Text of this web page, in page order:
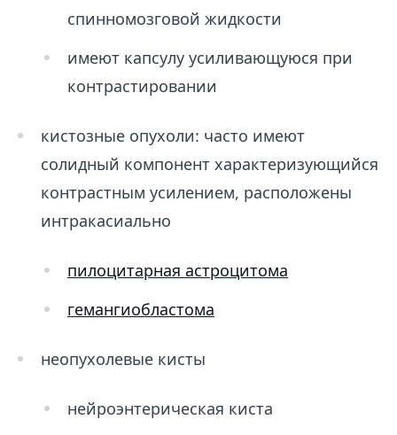
спинномозговой жидкости
имеют капсулу усиливающуюся при
контрастировании
кистозные опухоли: часто имеют
солидный компонент характеризующийся
контрастным усилением, расположены
интракасиально
пилоцитарная астроцитома
гемангиобластома
неопухолевые кисты
нейроэнтерическая киста